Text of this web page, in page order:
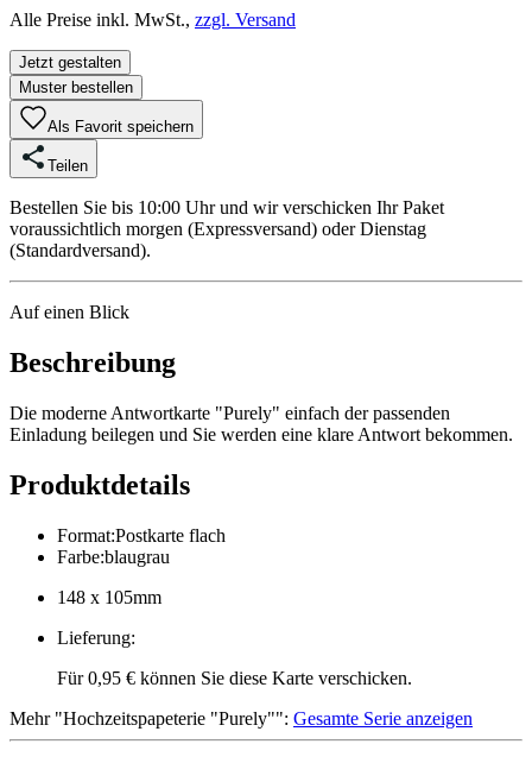
Alle Preise inkl. MwSt., zzgl. Versand
Jetzt gestalten
Muster bestellen
Als Favorit speichern
Teilen
Bestellen Sie bis 10:00 Uhr und wir verschicken Ihr Paket
voraussichtlich morgen (Expressversand) oder Dienstag
(Standardversand).
Auf einen Blick
Beschreibung
Die moderne Antwortkarte "Purely" einfach der passenden
Einladung beilegen und Sie werden eine klare Antwort bekommen.
Produktdetails
Format:Postkarte flach
Farbe:blaugrau
148 x 105mm
Lieferung:
Für 0,95 € können Sie diese Karte verschicken.
Mehr"Hochzeitspapeterie "Purely"": Gesamte Serie anzeigen